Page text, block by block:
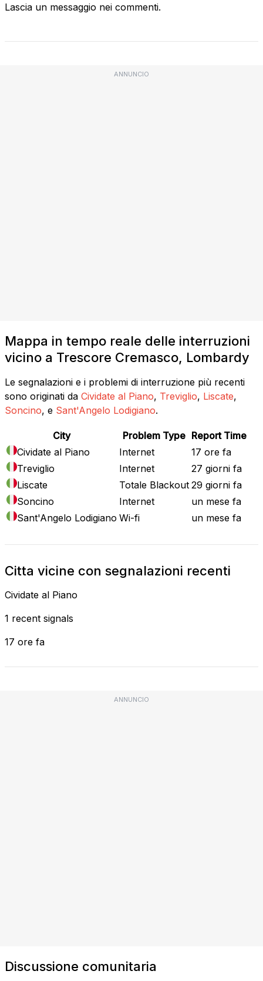
Lascia un messaggio nei commenti.
ANNUNCIO
Mappa in tempo reale delle interruzioni
vicino a Trescore Cremasco, Lombardy
Le segnalazioni e i problemi di interruzione più recenti
sono originati da Cividate al Piano, Treviglio, Liscate,
Soncino, e Sant'Angelo Lodigiano.
City Problem Type Report Time
Cividate al Piano
Internet
17 ore fa
Treviglio
Internet
27 giorni fa
Liscate
Totale Blackout 29 giorni fa
Soncino
Internet
un mese fa
Sant'Angelo Lodigiano Wi-fi un mese fa
Citta vicine con segnalazioni recenti
Cividate al Piano
1 recent signals
17 ore fa
ANNUNCIO
Discussione comunitaria